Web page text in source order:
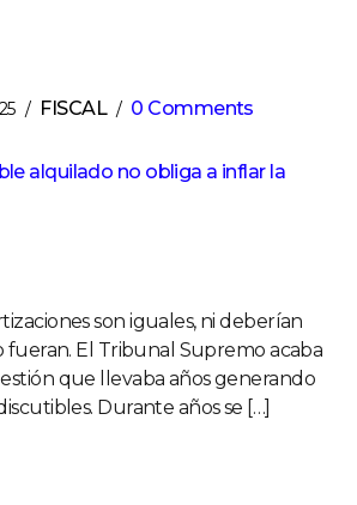
FISCAL 0 Comments
alquilado no obliga a inflar la
son iguales, ni deberían
fueran. El Tribunal Supremo acaba
que llevaba años generando
Durante años se […]